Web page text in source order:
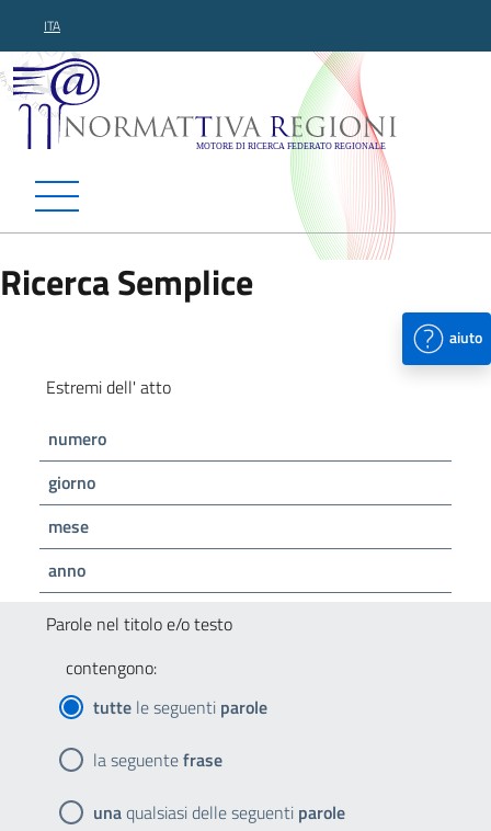
ITA
Normattiva Regioni -
Ricerca Semplice
aiuto
Estremi dell' atto
numero
giorno
mese
anno
Parole nel titolo e/o testo
contengono:
tutte le seguenti parole
la seguentefrase
unaqualsiasi delle seguenti parole